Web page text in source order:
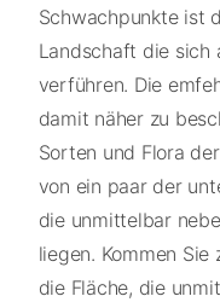
Schwachpunkte ist
Landschaft die sich
verführen. Die
damit näher zu
Sorten und Flora
von ein paar der
die unmittelbar
liegen. Kommen
die Fläche, die